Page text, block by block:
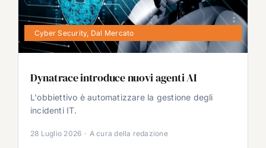
Cyber Security, Dal Mercato
Dynatrace introduce nuovi agenti AI
L'obbiettivo è automatizzare la gestione degli
incidenti IT.
28 Luglio 2026 · A cura della redazione